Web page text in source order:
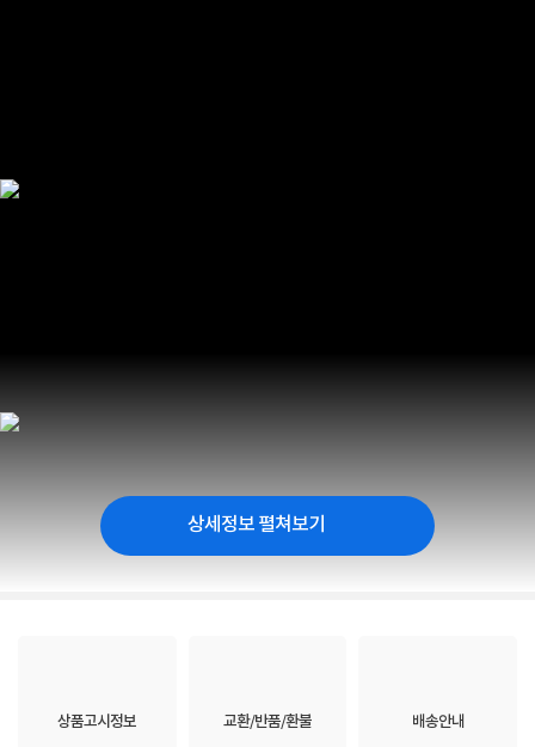
상세정보 펼쳐보기
상품고시정보 교환/반품/환불 배송안내